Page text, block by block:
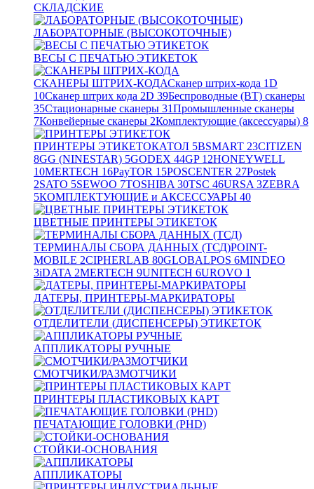
СКЛАДСКИЕ
ЛАБОРАТОРНЫЕ (ВЫСОКОТОЧНЫЕ)
ВЕСЫ С ПЕЧАТЬЮ ЭТИКЕТОК
СКАНЕРЫ ШТРИХ-КОДАСканер штрих-кода 1D
10Сканер штрих кода 2D 39Беспроводные (BT) сканеры
35Стационарные сканеры 31Промышленные сканеры
7Конвейерные сканеры 2Комплектующие (аксессуары) 8
ПРИНТЕРЫ ЭТИКЕТОКАТОЛ 5BSMART 23CITIZEN
8GG (NINESTAR) 5GODEX 44GP12HONEYWELL
10MERTECH 16PayTOR 15POSCENTER 27Postek
2SATO 5SEWOO 7TOSHIBA 30TSC 46URSA 3ZEBRA
5КОМПЛЕКТУЮЩИЕ и АКСЕССУАРЫ 40
ЦВЕТНЫЕ ПРИНТЕРЫ ЭТИКЕТОК
ТЕРМИНАЛЫ СБОРА ДАННЫХ (ТСД)POINT-
MOBILE 2CIPHERLAB 80GLOBALPOS 6MINDEO
3iDATA 2MERTECH 9UNITECH 6UROVO 1
ДАТЕРЫ, ПРИНТЕРЫ-МАРКИРАТОРЫ
ОТДЕЛИТЕЛИ (ДИСПЕНСЕРЫ) ЭТИКЕТОК
АППЛИКАТОРЫ РУЧНЫЕ
СМОТЧИКИ/РАЗМОТЧИКИ
ПРИНТЕРЫ ПЛАСТИКОВЫХ КАРТ
ПЕЧАТАЮЩИЕ ГОЛОВКИ (PHD)
СТОЙКИ-ОСНОВАНИЯ
АППЛИКАТОРЫ